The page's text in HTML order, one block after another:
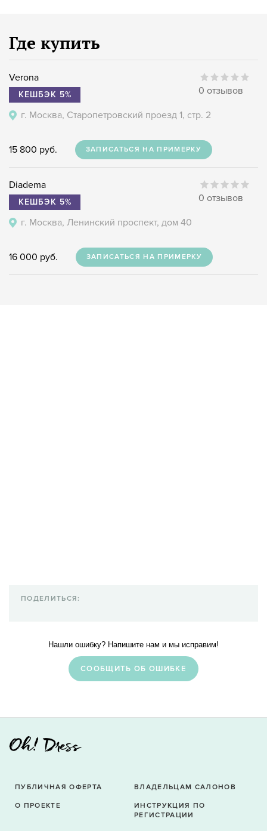
Где купить
Verona
КЕШБЭК 5% 0 отзывов
г. Москва, Старопетровский проезд 1, стр. 2
15 800 руб. ЗАПИСАТЬСЯ НА ПРИМЕРКУ
Diadema
КЕШБЭК 5% 0 отзывов
г. Москва, Ленинский проспект, дом 40
16 000 руб. ЗАПИСАТЬСЯ НА ПРИМЕРКУ
Нашли ошибку? Напишите нам и мы исправим!
CООБЩИТЬ ОБ ОШИБКЕ
ПОДЕЛИТЬСЯ:
ПУБЛИЧНАЯ ОФЕРТА
О ПРОЕКТЕ
ВЛАДЕЛЬЦАМ САЛОНОВ
ИНСТРУКЦИЯ ПО
РЕГИСТРАЦИИ